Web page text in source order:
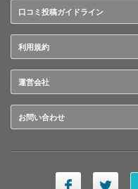
口コミ投稿ガイドライン
利用規約
運営会社
お問い合わせ